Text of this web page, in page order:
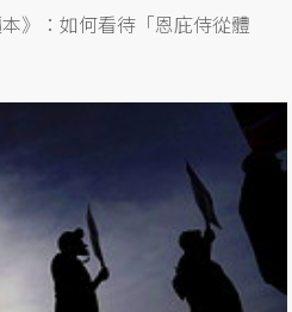
》：如何看待「恩庇侍從體